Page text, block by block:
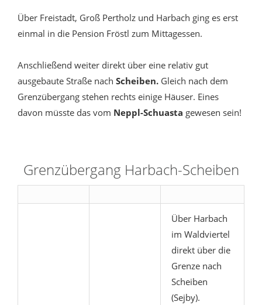
Über Freistadt, Groß Pertholz und Harbach ging es erst
einmal in die Pension Fröstl zum Mittagessen.
Anschließend weiter direkt über eine relativ gut
ausgebaute Straße nach Scheiben. Gleich nach dem
Grenzübergang stehen rechts einige Häuser. Eines
davon müsste das vom Neppl-Schuasta gewesen sein!
Grenzübergang Harbach-Scheiben
Über Harbach
im Waldviertel
direkt über die
Grenze nach
Scheiben
(Sejby).